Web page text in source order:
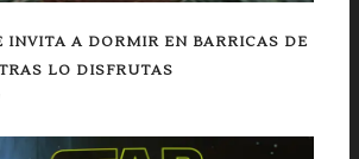
INVITA A DORMIR EN BARRICAS DE
LO DISFRUTAS